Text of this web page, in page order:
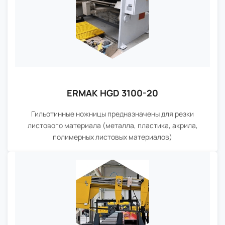
ERMAK HGD 3100-20
Гильотинные ножницы предназначены для резки
листового материала (металла, пластика, акрила,
полимерных листовых материалов)